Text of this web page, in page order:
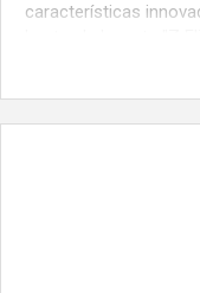
características